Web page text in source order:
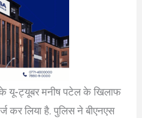
यू-ट्यूबर मनीष पटेल के खिलाफ
कर लिया है. पुलिस ने बीएनएस